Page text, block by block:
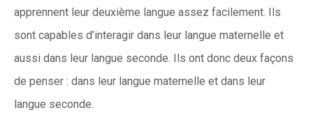
apprennent leur deuxième langue assez facilement. Ils
sont capables d’interagir dans leur langue maternelle et
aussi dans leur langue seconde. Ils ont donc deux façons
de penser : dans leur langue maternelle et dans leur
langue seconde.